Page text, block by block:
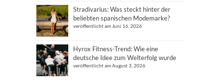
Stradivarius: Was steckt hinter der
beliebten spanischen Modemarke?
veröffentlicht am Juni 16, 2026
Hyrox Fitness-Trend: Wie eine
deutsche Idee zum Welterfolg wurde
veröffentlicht am August 3, 2026